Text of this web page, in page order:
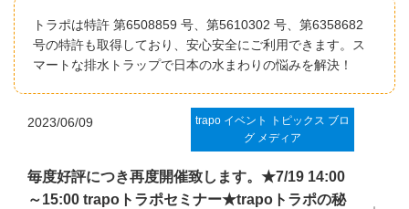
トラポは特許 第6508859 号、第5610302 号、第6358682
号の特許も取得しており、安心安全にご利用できます。ス
マートな排水トラップで日本の水まわりの悩みを解決！
2023/06/09 trapo イベント トピックス ブロ
グ メディア
毎度好評につき再度開催致します。★7/19 14:00
～15:00 trapoトラポセミナー★trapoトラポの秘